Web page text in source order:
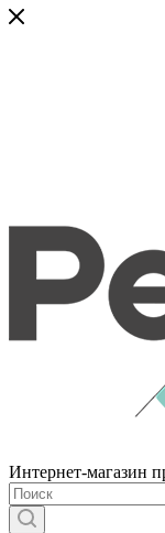
Интернет-магазин